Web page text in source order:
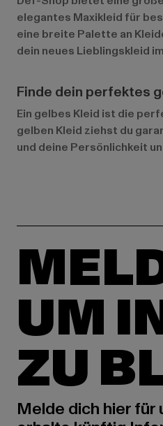
elegantes Maxikleid für
eine breite Palette an
dein neues Lieblingskleid
Finde dein perfektes
Ein gelbes Kleid ist die
gelben Kleid ziehst du
und deine Persönlichkeit
UM
ZU
Melde dich hier